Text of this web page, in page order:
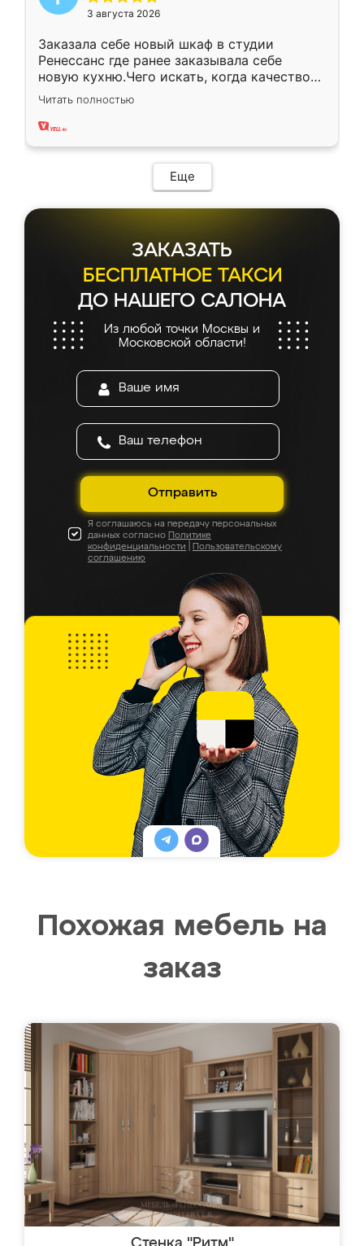
3 августа 2026
Заказала себе новый шкаф в студии
Ренессанс где ранее заказывала себе
новую кухню.Чего искать, когда качеством
вполне довольна. Служит кухня уже почти
два года, нареканий нет.
Читать полностью
Еще
ЗАКАЗАТЬ
БЕСПЛАТНОЕ ТАКСИ
ДО НАШЕГО САЛОНА
Из любой точки Москвы и
Московской области!
Отправить
Я соглашаюсь на передачу персональных
данных согласно Политике
конфиденциальности
Пользовательскому
соглашению
Похожая мебель на
заказ